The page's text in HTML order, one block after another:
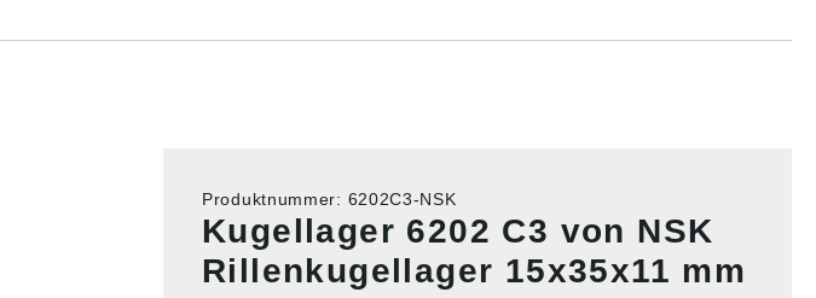
Produktnummer: 6202C3-NSK
Kugellager 6202 C3 von NSK
Rillenkugellager 15x35x11 mm